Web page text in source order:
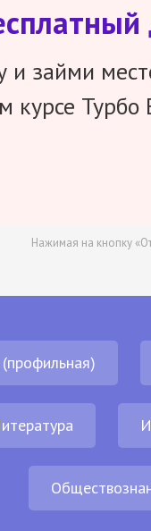
и займи
курсе Турбо
Нажимая на кнопку